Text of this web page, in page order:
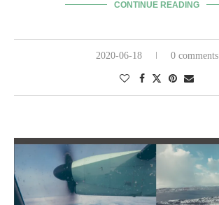
CONTINUE READING
2020-06-18 0 comments